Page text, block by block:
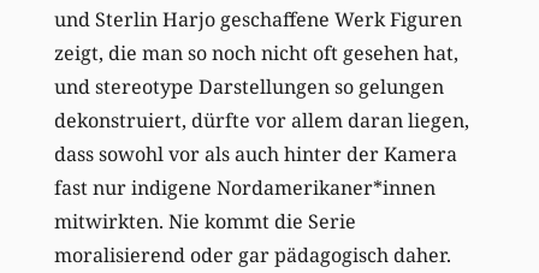
und Sterlin Harjo geschaffene Werk Figuren
zeigt, die man so noch nicht oft gesehen hat,
und stereotype Darstellungen so gelungen
dekonstruiert, dürfte vor allem daran liegen,
dass sowohl vor als auch hinter der Kamera
fast nur indigene Nordamerikaner*innen
mitwirkten. Nie kommt die Serie
moralisierend oder gar pädagogisch daher.